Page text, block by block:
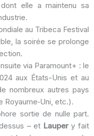
elle a maintenu sa
au Tribeca Festival
la soirée se prolonge
via Paramount+ : le
aux États-Unis et au
nombreux autres pays
Royaume‑Uni, etc.).
sortie de nulle part.
– et Laupery fait